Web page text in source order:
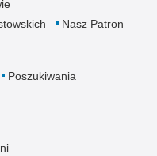
Nasz Patron
Poszukiwania